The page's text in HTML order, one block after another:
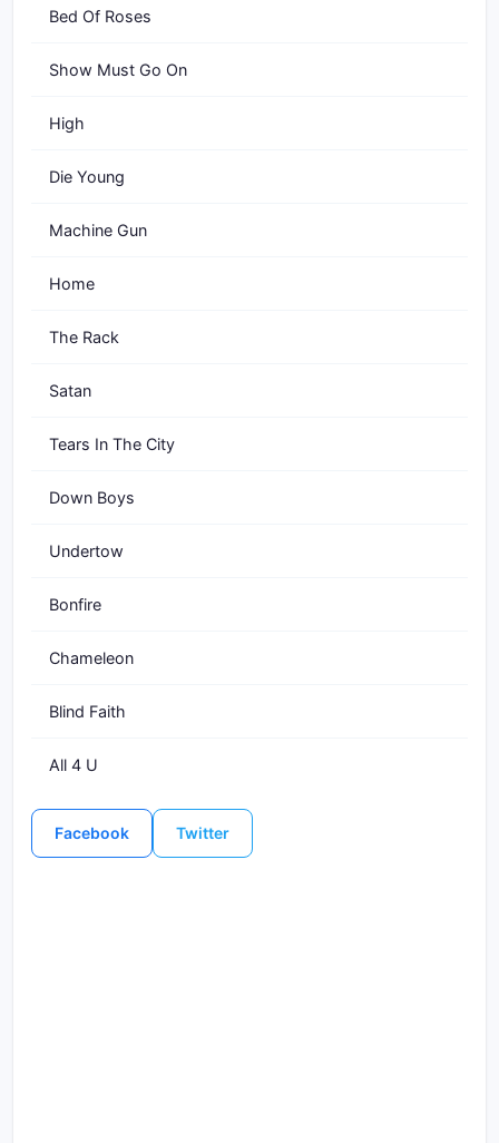
Bed Of Roses
Show Must Go On
High
Die Young
Machine Gun
Home
The Rack
Satan
Tears In The City
Down Boys
Undertow
Bonfire
Chameleon
Blind Faith
All 4 U
Facebook Twitter